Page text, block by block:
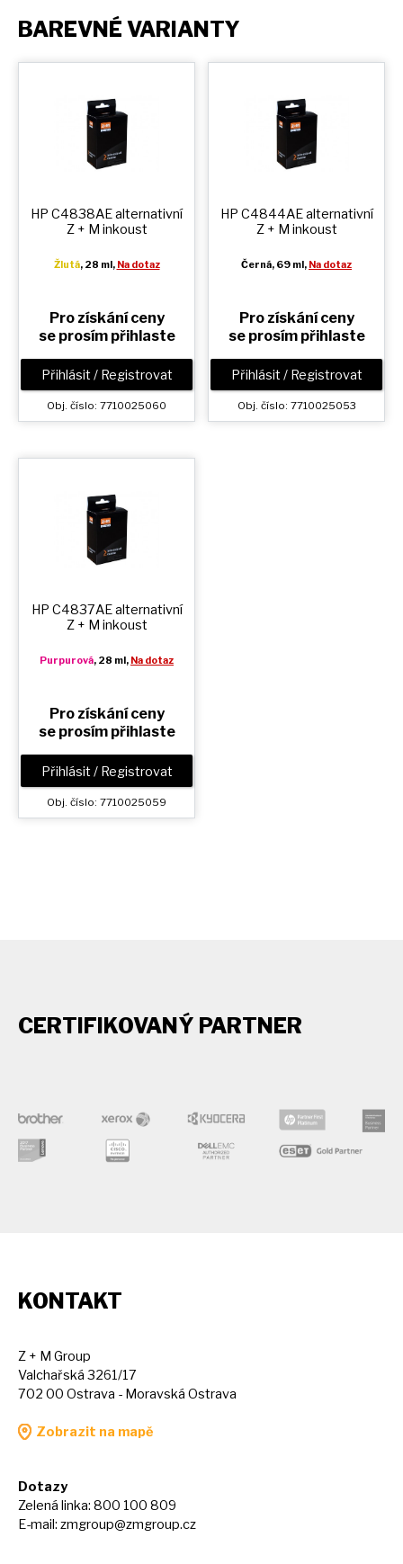
BAREVNÉ VARIANTY
HP C4838AE alternativní
Z + M inkoust
Žlutá, 28 ml, Na dotaz
Pro získání ceny
se prosím přihlaste
Přihlásit / Registrovat
Obj. číslo: 7710025060
HP C4844AE alternativní
Z + M inkoust
Černá, 69 ml, Na dotaz
Pro získání ceny
se prosím přihlaste
Přihlásit / Registrovat
Obj. číslo: 7710025053
HP C4837AE alternativní
Z + M inkoust
Purpurová, 28 ml, Na dotaz
Pro získání ceny
se prosím přihlaste
Přihlásit / Registrovat
Obj. číslo: 7710025059
CERTIFIKOVANÝ PARTNER
KONTAKT
Z + M Group
Valchařská 3261/17
702 00 Ostrava - Moravská Ostrava
Zobrazit na mapě
Dotazy
Zelená linka: 800 100 809
E-mail: zmgroup@zmgroup.cz